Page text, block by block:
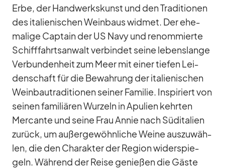
Erbe, der Hand­werks­kunst und den Tra­di­tio­nen
des ita­lie­ni­schen Wein­baus wid­met. Der ehe­
ma­lige Cap­tain der US Navy und re­nom­mierte
Schiff­fahrts­an­walt ver­bin­det seine le­bens­lange
Ver­bun­den­heit zum Meer mit ei­ner tie­fen Lei­
den­schaft für die Be­wah­rung der ita­lie­ni­schen
Wein­bau­tra­di­tio­nen sei­ner Fa­mi­lie. In­spi­riert von
sei­nen fa­mi­liä­ren Wur­zeln in Apu­lien kehr­ten
Mer­cante und seine Frau An­nie nach Süd­ita­lien
zu­rück, um au­ßer­ge­wöhn­li­che Weine aus­zu­wäh­
len, die den Cha­rak­ter der Re­gion wi­der­spie­
geln. Wäh­rend der Reise ge­nie­ßen die Gäste